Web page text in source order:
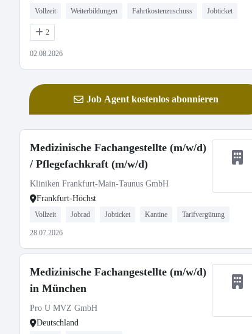
Vollzeit Weiterbildungen Fahrtkostenzuschuss Jobticket
2
02.08.2026
Job Agent kostenlos abonnieren
Medizinische Fachangestellte (m/w/d)
/ Pflegefachkraft (m/w/d)
Kliniken Frankfurt-Main-Taunus GmbH
Frankfurt-Höchst
Vollzeit Jobrad Jobticket Kantine Tarifvergütung
28.07.2026
Medizinische Fachangestellte (m/w/d)
in München
Pro U MVZ GmbH
Deutschland